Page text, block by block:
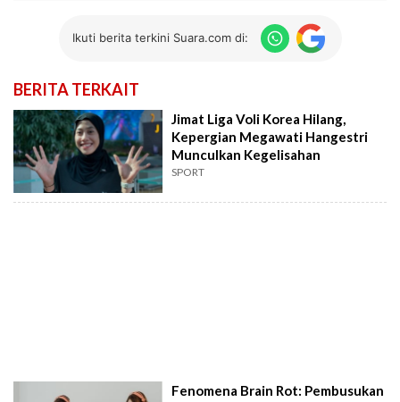
Ikuti berita terkini Suara.com di:
BERITA TERKAIT
Jimat Liga Voli Korea Hilang,
Kepergian Megawati Hangestri
Munculkan Kegelisahan
SPORT
Fenomena Brain Rot: Pembusukan